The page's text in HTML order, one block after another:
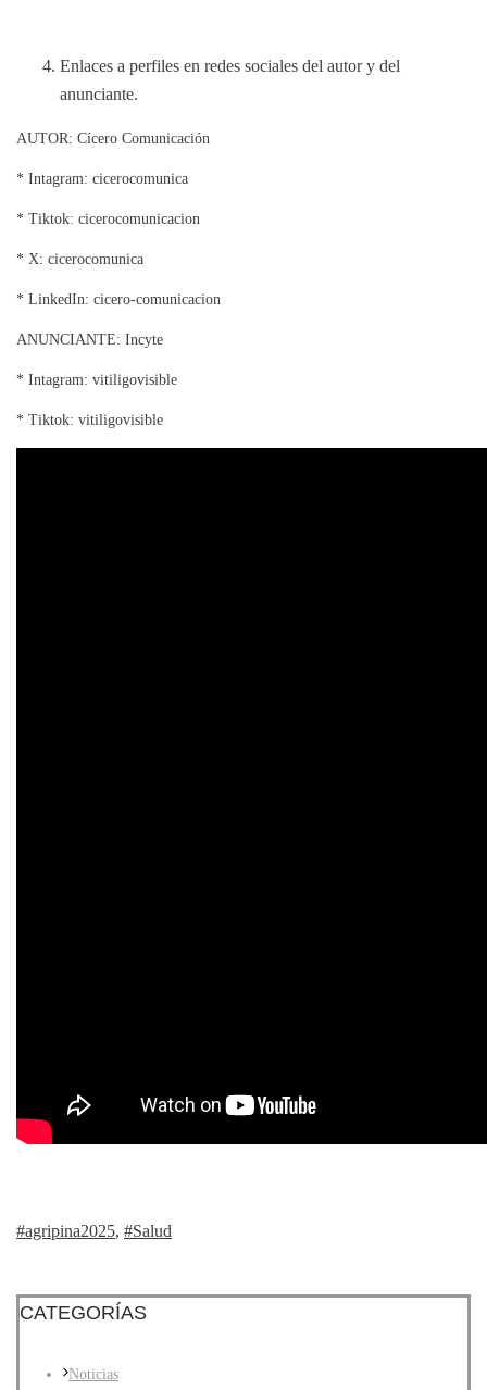
Enlaces a perfiles en redes sociales del autor y del
anunciante.
AUTOR: Cícero Comunicación
* Intagram: cicerocomunica
* Tiktok: cicerocomunicacion
* X: cicerocomunica
* LinkedIn: cicero-comunicacion
ANUNCIANTE: Incyte
* Intagram: vitiligovisible
* Tiktok: vitiligovisible
#agripina2025, #Salud
CATEGORÍAS
Noticias